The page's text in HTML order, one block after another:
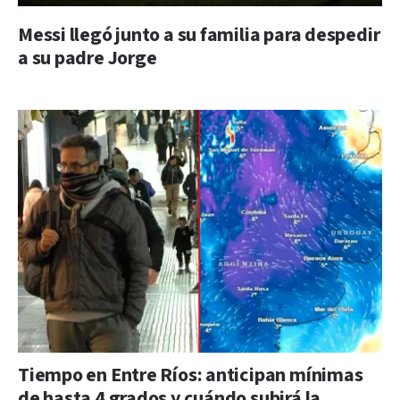
Messi llegó junto a su familia para despedir
a su padre Jorge
Tiempo en Entre Ríos: anticipan mínimas